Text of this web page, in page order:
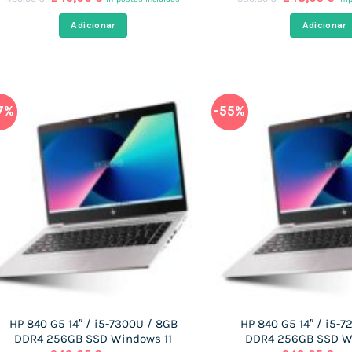
original
era:
preço
atual
é:
Adicionar
original
era:
é:
Adicionar
HP 840 G5 14″ / i5-7300U / 8GB
DDR4 256GB SSD Windows 11
-55%
HP 840 G5 14″ / i5-
DDR4 256GB SSD